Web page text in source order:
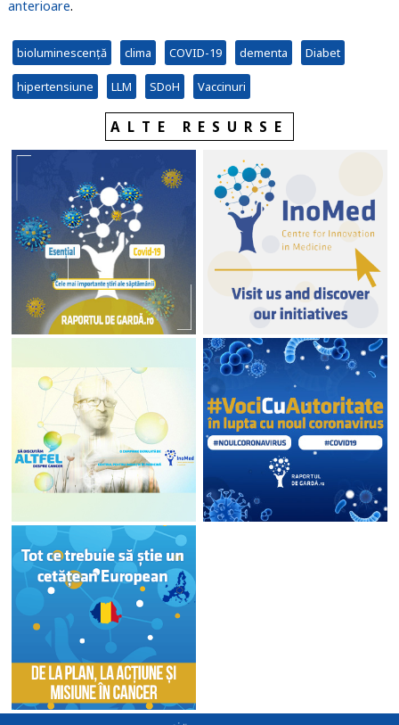
anterioare.
bioluminescență clima COVID-19 dementa Diabet
hipertensiune LLM SDoH Vaccinuri
ALTE RESURSE